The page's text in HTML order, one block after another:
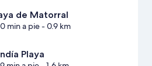
de Matorral
min a pie- 0.9 km
Playa